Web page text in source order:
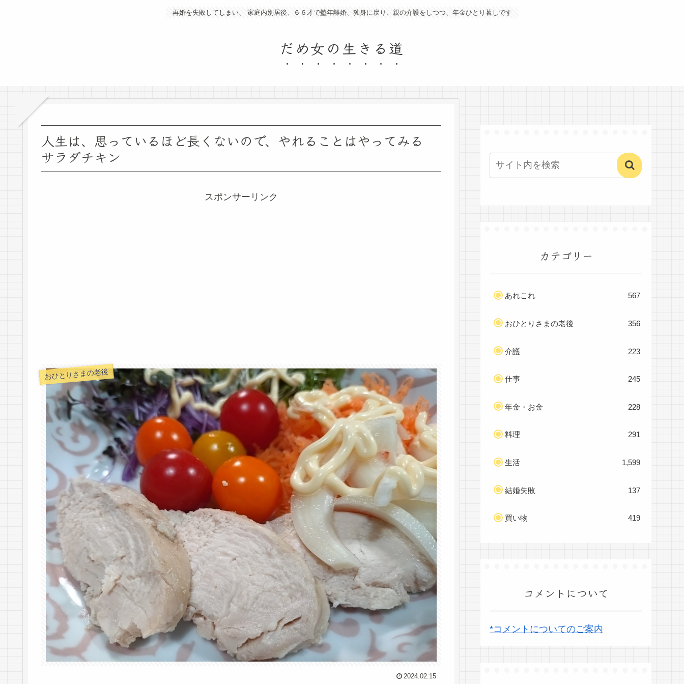
再婚を失敗してしまい、 家庭内別居後、６６才で塾年離婚、独身に戻り、親の介護をしつつ、年金ひとり暮しです
だめ女の生きる道
人生は、思っているほど長くないので、やれることはやってみる
サラダチキン
スポンサーリンク
おひとりさまの老後
2024.02.15
カテゴリー
あれこれ 567
おひとりさまの老後 356
介護 223
仕事 245
年金・お金 228
料理 291
生活 1,599
結婚失敗 137
買い物 419
コメントについて
*コメントについてのご案内